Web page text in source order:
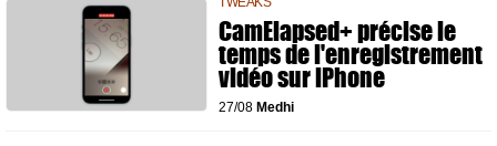
CamElapsed+ précise le
temps de l'enregistrement
vidéo sur iPhone
27/08 Medhi